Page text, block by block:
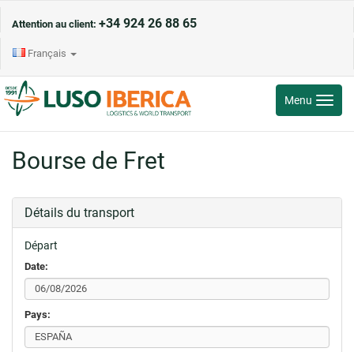
Attention au client: +34 924 26 88 65
Français
Toggle
Menu
Bourse de Fret
Détails du transport
Départ
Date:
Pays: